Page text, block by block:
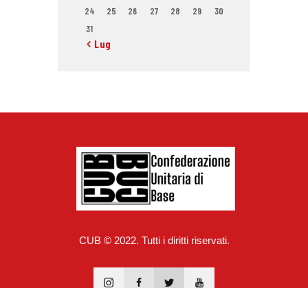
24
25 26 27 28 29
30
31
« Lug
CUB © 2022. Tutti i diritti riservati.